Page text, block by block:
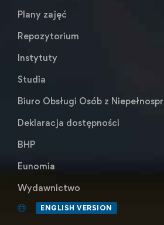
Plany zajęć
Repozytorium
Instytuty
Studia
Biuro Obsługi Osób z
Deklaracja dostępności
BHP
Eunomia
Wydawnictwo
ENGLISH VERSION